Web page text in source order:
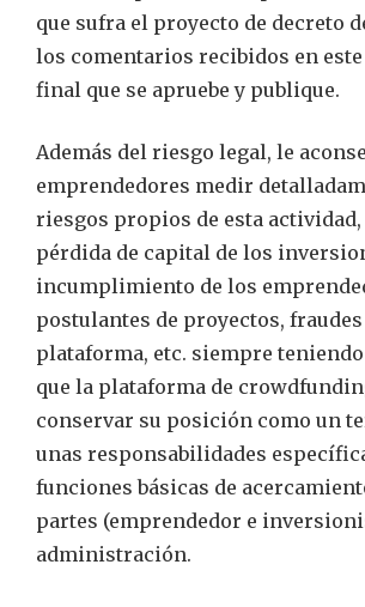
que sufra el proyecto de decreto
los comentarios recibidos en
final que se apruebe y publique.
Además del riesgo legal, le
emprendedores medir
riesgos propios de esta
pérdida de capital de los
incumplimiento de los
postulantes de proyectos,
plataforma, etc. siempre
que la plataforma de
conservar su posición como un
unas responsabilidades
funciones básicas de
partes (emprendedor e
administración.